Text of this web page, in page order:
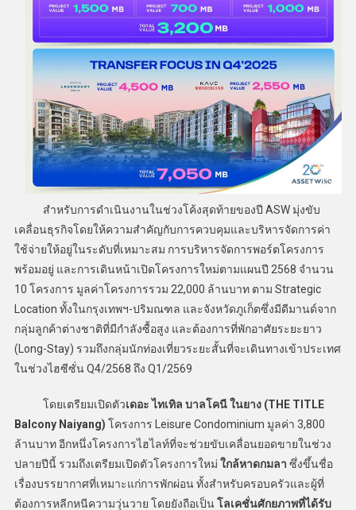
สำหรับการดำเนินงานในช่วงโค้งสุดท้ายของปี ASW มุ่งขับ
เคลื่อนธุรกิจโดยให้ความสำคัญกับการควบคุมและบริหารจัดการค่า
ใช้จ่ายให้อยู่ในระดับที่เหมาะสม การบริหารจัดการพอร์ตโครงการ
พร้อมอยู่ และการเดินหน้าเปิดโครงการใหม่ตามแผนปี 2568 จำนวน
10 โครงการ มูลค่าโครงการรวม 22,000 ล้านบาท ตาม Strategic
Location ทั้งในกรุงเทพฯ-ปริมณฑล และจังหวัดภูเก็ตซึ่งมีดีมานด์จาก
กลุ่มลูกค้าต่างชาติที่มีกำลังซื้อสูง และต้องการที่พักอาศัยระยะยาว
(Long-Stay) รวมถึงกลุ่มนักท่องเที่ยวระยะสั้นที่จะเดินทางเข้าประเทศ
ในช่วงไฮซีซั่น Q4/2568 ถึง Q1/2569
โดยเตรียมเปิดตัวเดอะ ไทเทิล บาลโคนี ในยาง (THE TITLE
Balcony Naiyang) โครงการ Leisure Condominium มูลค่า 3,800
ล้านบาท อีกหนึ่งโครงการไฮไลท์ที่จะช่วยขับเคลื่อนยอดขายในช่วง
ปลายปีนี้ รวมถึงเตรียมเปิดตัวโครงการใหม่ ใกล้หาดกมลา ซึ่งขึ้นชื่อ
เรื่องบรรยากาศที่เหมาะแก่การพักผ่อน ทั้งสำหรับครอบครัวและผู้ที่
ต้องการหลีกหนีความวุ่นวาย โดยยังถือเป็นโลเคชั่นศักยภาพที่ได้รับ